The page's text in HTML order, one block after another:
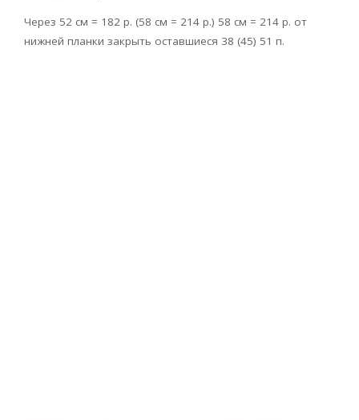
Через 52 см = 182 р. (58 см = 214 р.) 58 см = 214 р. от
нижней планки закрыть оставшиеся 38 (45) 51 п.